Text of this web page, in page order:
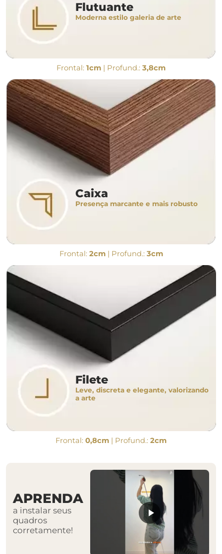
Flutuante
Moderna estilo galeria de arte
Frontal: 1cm | Profund.: 3,8cm
Caixa
Presença marcante e mais robusto
Frontal: 2cm| Profund.: 3cm
Filete
Leve, discreta e elegante, valorizando
a arte
Frontal: 0,8cm | Profund.: 2cm
APRENDA
a instalar seus
quadros
corretamente!